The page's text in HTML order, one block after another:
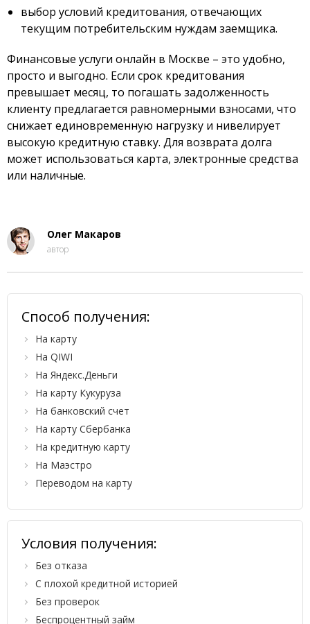
выбор условий кредитования, отвечающих
текущим потребительским нуждам заемщика.
Финансовые услуги онлайн в Москве – это удобно,
просто и выгодно. Если срок кредитования
превышает месяц, то погашать задолженность
клиенту предлагается равномерными взносами, что
снижает единовременную нагрузку и нивелирует
высокую кредитную ставку. Для возврата долга
может использоваться карта, электронные средства
или наличные.
Олег Макаров
автор
Способ получения:
На карту
На QIWI
На Яндекс.Деньги
На карту Кукуруза
На банковский счет
На карту Сбербанка
На кредитную карту
На Маэстро
Переводом на карту
Условия получения:
Без отказа
С плохой кредитной историей
Без проверок
Беспроцентный займ